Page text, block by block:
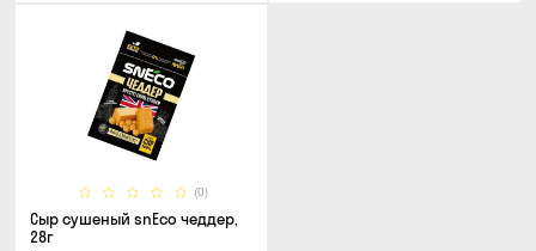
(0)
Сыр сушеный snEco чеддер,
28г